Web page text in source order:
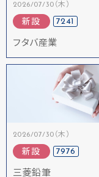
2026/07/30（木）
新設 7241
フタバ産業
2026/07/30（木）
新設 7976
三菱鉛筆